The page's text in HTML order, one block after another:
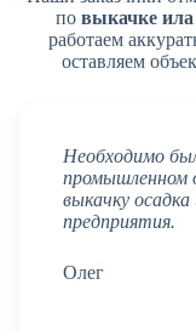
по выкачке ила
работаем
оставляем
Необходимо
промышленном
выкачку осадка
предприятия.
Олег